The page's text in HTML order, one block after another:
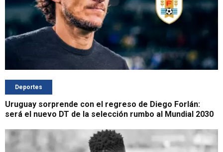
Deportes
Uruguay sorprende con el regreso de Diego Forlán:
será el nuevo DT de la selección rumbo al Mundial 2030